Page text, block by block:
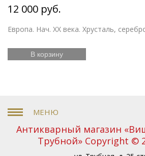
12 000 руб.
Европа. Нач. ХХ века. Хрусталь,
В корзину
Антикварный магазин
Трубной» Copyright ©